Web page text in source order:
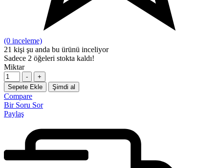
(0 inceleme)
21 kişi şu anda bu ürünü inceliyor
Sadece 2 öğeleri stokta kaldı!
Miktar
-
+
Sepete Ekle
Şimdi al
Compare
Bir Soru Sor
Paylaş